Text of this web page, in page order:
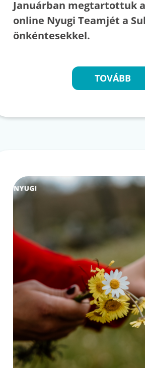
Januárban megtartottuk
online Nyugi Teamjét a
önkéntesekkel.
TOVÁBB